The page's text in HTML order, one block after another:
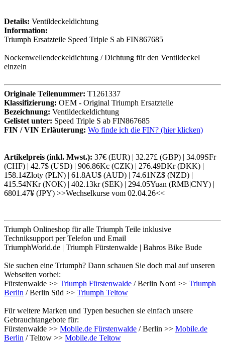
Details: Ventildeckeldichtung
Information:
Triumph Ersatzteile Speed Triple S ab FIN867685
Nockenwellendeckeldichtung / Dichtung für den Ventildeckel
einzeln
Originale Teilenummer: T1261337
Klassifizierung: OEM - Original Triumph Ersatzteile
Bezeichnung: Ventildeckeldichtung
Gelistet unter: Speed Triple S ab FIN867685
FIN / VIN Erläuterung: Wo finde ich die FIN? (hier klicken)
Artikelpreis (inkl. Mwst.): 37€ (EUR) | 32.27£ (GBP) | 34.09SFr
(CHF) | 42.7$ (USD) | 906.86Kc (CZK) | 276.49DKr (DKK) |
158.14Zloty (PLN) | 61.8AU$ (AUD) | 74.61NZ$ (NZD) |
415.54NKr (NOK) | 402.13kr (SEK) | 294.05Yuan (RMB|CNY) |
6801.47¥ (JPY) >>Wechselkurse vom 02.04.26<<
Triumph Onlineshop für alle Triumph Teile inklusive
Techniksupport per Telefon und Email
TriumphWorld.de | Triumph Fürstenwalde | Bahros Bike Bude
Sie suchen eine Triumph? Dann schauen Sie doch mal auf unseren
Webseiten vorbei:
Fürstenwalde >> Triumph Fürstenwalde / Berlin Nord >> Triumph
Berlin / Berlin Süd >> Triumph Teltow
Für weitere Marken und Typen besuchen sie einfach unsere
Gebrauchtangebote für:
Fürstenwalde >> Mobile.de Fürstenwalde / Berlin >> Mobile.de
Berlin / Teltow >> Mobile.de Teltow